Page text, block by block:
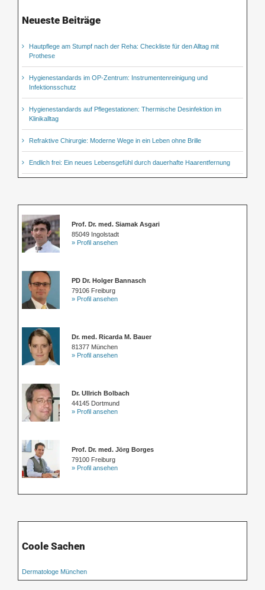
Neueste Beiträge
Hautpflege am Stumpf nach der Reha: Checkliste für den Alltag mit
Prothese
Hygienestandards im OP-Zentrum: Instrumentenreinigung und
Infektionsschutz
Hygienestandards auf Pflegestationen: Thermische Desinfektion im
Klinikalltag
Refraktive Chirurgie: Moderne Wege in ein Leben ohne Brille
Endlich frei: Ein neues Lebensgefühl durch dauerhafte Haarentfernung
Prof. Dr. med. Siamak Asgari
85049 Ingolstadt
» Profil ansehen
PD Dr. Holger Bannasch
79106 Freiburg
» Profil ansehen
Dr. med. Ricarda M. Bauer
81377 München
» Profil ansehen
Dr. Ullrich Bolbach
44145 Dortmund
» Profil ansehen
Prof. Dr. med. Jörg Borges
79100 Freiburg
» Profil ansehen
Coole Sachen
Dermatologe München